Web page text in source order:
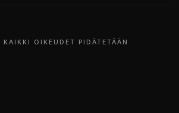
KAIKKI OIKEUDET PIDÄTETÄÄN